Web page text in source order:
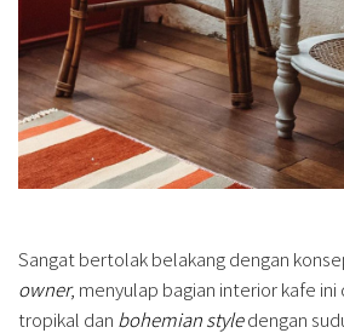
Sangat bertolak belakang dengan
owner, menyulap bagian interior kafe ini
tropikal dan bohemian styledengan